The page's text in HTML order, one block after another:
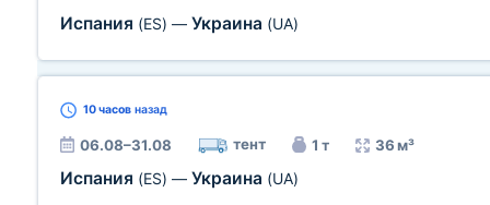
Испания (ES) — Украина (UA)
10 часов назад
06.08–31.08 тент 1 т 36 м³
Испания (ES) — Украина (UA)